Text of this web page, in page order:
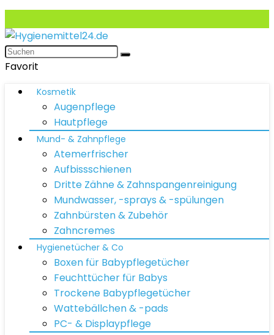
Favorit
Kosmetik
Augenpflege
Hautpflege
Mund- & Zahnpflege
Atemerfrischer
Aufbissschienen
Dritte Zähne & Zahnspangenreinigung
Mundwasser, -sprays & -spülungen
Zahnbürsten & Zubehör
Zahncremes
Hygienetücher & Co
Boxen für Babypflegetücher
Feuchttücher für Babys
Trockene Babypflegetücher
Wattebällchen & -pads
PC- & Displaypflege